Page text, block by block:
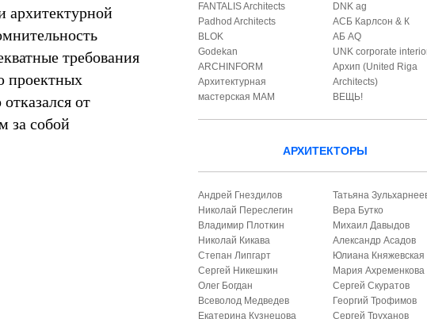
архитектурной
требования
проектных
от
за собой
FANTALIS Architects
Padhod Architects
BLOK
Godekan
ARCHINFORM
Архитектурная
мастерская МАМ
DNK ag
АСБ Карлсон & К
АБ AQ
UNK corporate
Архип (United Riga
Architects)
ВЕЩЬ!
АРХИТЕКТОРЫ
Андрей Гнездилов
Николай Переслегин
Владимир Плоткин
Николай Кикава
Степан Липгарт
Сергей Никешкин
Олег Богдан
Всеволод Медведев
Екатерина Кузнецова
Татьяна
Вера Бутко
Михаил Давыдов
Александр Асадов
Юлиана Княжевская
Мария Ахременкова
Сергей Скуратов
Георгий Трофимов
Сергей Труханов